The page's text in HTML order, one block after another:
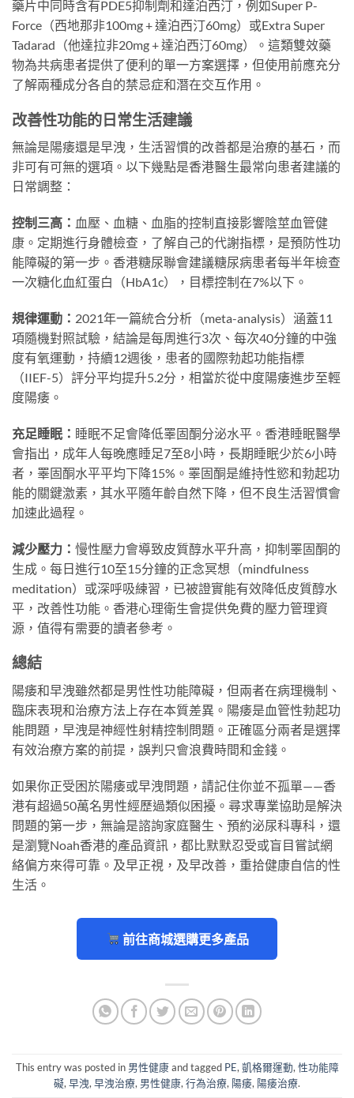
藥片中同時含有PDE5抑制劑和達泊西汀，例如Super P-
Force（西地那非100mg + 達泊西汀60mg）或Extra Super
Tadarad（他達拉非20mg + 達泊西汀60mg）。這類雙效藥
物為共病患者提供了便利的單一方案選擇，但使用前應充分
了解兩種成分各自的禁忌症和潛在交互作用。
改善性功能的日常生活建議
無論是陽痿還是早洩，生活習慣的改善都是治療的基石，而
非可有可無的選項。以下幾點是香港醫生最常向患者建議的
日常調整：
控制三高： 血壓、血糖、血脂的控制直接影響陰莖血管健
康。定期進行身體檢查，了解自己的代謝指標，是預防性功
能障礙的第一步。香港糖尿聯會建議糖尿病患者每半年檢查
一次糖化血紅蛋白（HbA1c），目標控制在7%以下。
規律運動： 2021年一篇統合分析（meta-analysis）涵蓋11
項隨機對照試驗，結論是每周進行3次、每次40分鐘的中強
度有氧運動，持續12週後，患者的國際勃起功能指標
（IIEF-5）評分平均提升5.2分，相當於從中度陽痿進步至輕
度陽痿。
充足睡眠： 睡眠不足會降低睪固酮分泌水平。香港睡眠醫學
會指出，成年人每晚應睡足7至8小時，長期睡眠少於6小時
者，睪固酮水平平均下降15%。睪固酮是維持性慾和勃起功
能的關鍵激素，其水平隨年齡自然下降，但不良生活習慣會
加速此過程。
減少壓力： 慢性壓力會導致皮質醇水平升高，抑制睪固酮的
生成。每日進行10至15分鐘的正念冥想（mindfulness
meditation）或深呼吸練習，已被證實能有效降低皮質醇水
平，改善性功能。香港心理衛生會提供免費的壓力管理資
源，值得有需要的讀者參考。
總結
陽痿和早洩雖然都是男性性功能障礙，但兩者在病理機制、
臨床表現和治療方法上存在本質差異。陽痿是血管性勃起功
能問題，早洩是神經性射精控制問題。正確區分兩者是選擇
有效治療方案的前提，誤判只會浪費時間和金錢。
如果你正受困於陽痿或早洩問題，請記住你並不孤單——香
港有超過50萬名男性經歷過類似困擾。尋求專業協助是解決
問題的第一步，無論是諮詢家庭醫生、預約泌尿科專科，還
是瀏覽Noah香港的產品資訊，都比默默忍受或盲目嘗試網
絡偏方來得可靠。及早正視，及早改善，重拾健康自信的性
生活。
前往商城選購更多產品
This entry was posted in 男性健康and tagged PE,凱格爾運動,性功能障
礙,早洩,早洩治療, 男性健康,行為治療, 陽痿, 陽痿治療.